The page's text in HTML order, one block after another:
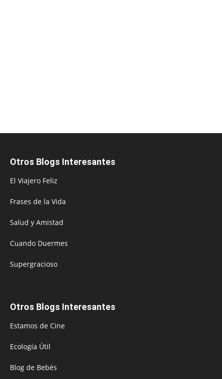
Otros Blogs Interesantes
El Viajero Feliz
Frases de la Vida
Salud y Amistad
Cuando Duermes
Supergracioso
Otros Blogs Interesantes
Estamos de Cine
Ecología Útil
Blog de Bebés